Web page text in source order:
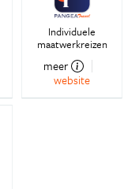
Individuele
maatwerkreizen
meer
website